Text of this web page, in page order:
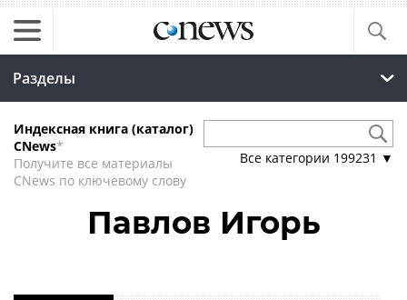
Разделы
Индексная книга (каталог)
CNews*
Получите все материалы
CNews по ключевому слову
Все категории 199231 ▼
Павлов Игорь